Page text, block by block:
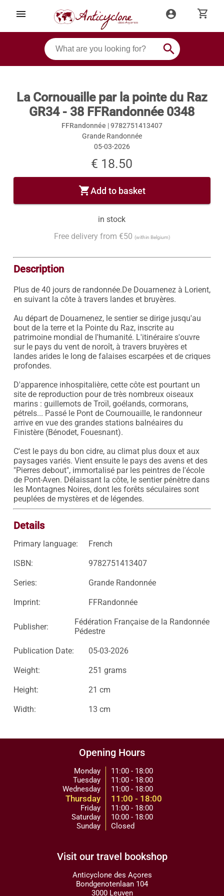
menu account_circle shopping_cart
search
La Cornouaille par la pointe du Raz
GR34 - 38 FFRandonnée 0348
FFRandonnée |9782751413407
Grande Randonnée
05-03-2026
€ 18.50
shopping_cartAdd to basket
in stock
Free delivery from €50 (within Belgium)
Description
Plus de 40 jours de randonnée.De Douarnenez à Lorient,
en suivant la côte à travers landes et bruyères.
Au départ de Douarnenez, le sentier se dirige jusqu'au
bout de la terre et la Pointe du Raz, inscrite au
patrimoine mondial de l'humanité. L'itinéraire s'ouvre
sur le pays du vent de noroît, à travers bruyères et
landes arides le long de falaises escarpées et de criques
profondes.
D'apparence inhospitalière, cette côte est pourtant un
site de reproduction pour de très nombreux oiseaux
marins : guillemots de Troïl, goélands, cormorans,
pétrels... Passé le Pont de Cournouaille, le randonneur
arrive en vue des grandes stations balnéaires du
Finistère (Bénodet, Fouesnant).
C'est le pays du bon cidre, au climat plus doux et aux
paysages variés. Vient ensuite le pays des avens et des
"Pierres debout", immortalisé par les peintres de l'école
de Pont-Aven. Délaissant la côte, le sentier pénètre dans
les Montagnes Noires, dont les forêts séculaires sont
peuplées de mystères et de légendes.
Details
Primary language: French
ISBN: 9782751413407
Series: Grande Randonnée
Imprint: FFRandonnée
Publisher:
Fédération Française de la Randonnée
Pédestre
Publication Date: 05-03-2026
Weight: 251 grams
Height: 21 cm
Width: 13 cm
Opening Hours
Monday
Tuesday
Wednesday
Thursday
Friday
Saturday
Sunday
11:00 - 18:00
11:00 - 18:00
11:00 - 18:00
11:00 - 18:00
11:00 - 18:00
10:00 - 18:00
Closed
Visit our travel bookshop
Anticyclone des Açores
Bondgenotenlaan 104
3000 Leuven